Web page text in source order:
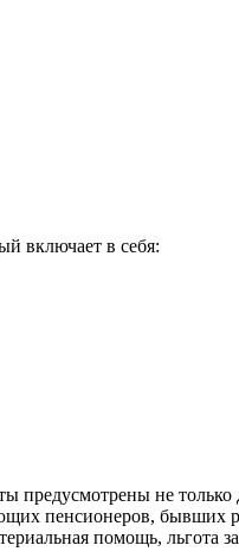
включает в себя:
предусмотрены не только
пенсионеров, бывших
помощь, льгота